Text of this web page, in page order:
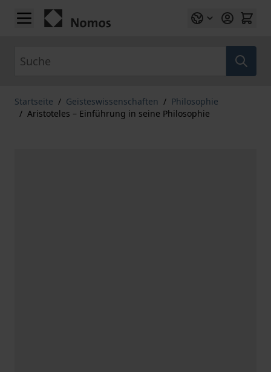
Zum Inhalt springen
Startseite / Geisteswissenschaften / Philosophie
/ Aristoteles – Einführung in seine Philosophie